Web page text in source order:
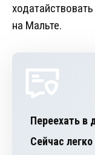
на Мальте.
Переехать в
Сейчас